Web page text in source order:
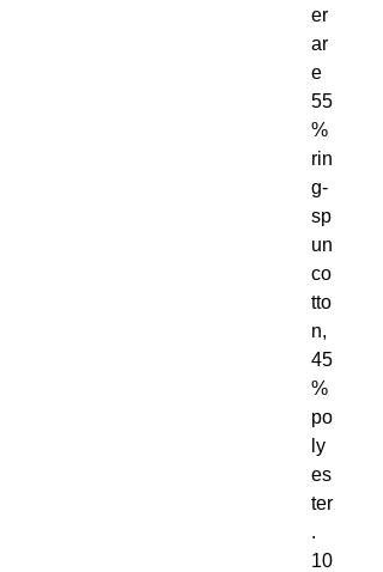
er
ar
e
55
%
rin
g-
sp
un
co
tto
n,
45
%
po
ly
es
ter
.
10